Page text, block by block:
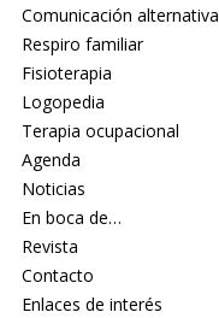
Comunicación alternativa
Respiro familiar
Fisioterapia
Logopedia
Terapia ocupacional
Agenda
Noticias
En boca de…
Revista
Contacto
Enlaces de interés